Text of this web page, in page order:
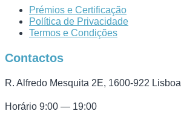
Prémios e Certificação
Política de Privacidade
Termos e Condições
Contactos
R. Alfredo Mesquita 2E, 1600-922 Lisboa
Horário 9:00 — 19:00